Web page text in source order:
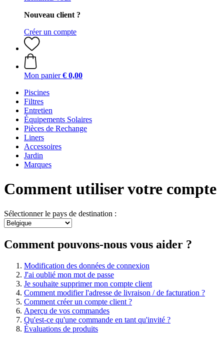
Nouveau client ?
Créer un compte
Mon panier € 0,00
Piscines
Filtres
Entretien
Équipements Solaires
Pièces de Rechange
Liners
Accessoires
Jardin
Marques
Comment utiliser votre compte
Sélectionner le pays de destination :
Comment pouvons-nous vous aider ?
Modification des données de connexion
J'ai oublié mon mot de passe
Je souhaite supprimer mon compte client
Comment modifier l'adresse de livraison / de facturation ?
Comment créer un compte client ?
Aperçu de vos commandes
Qu'est-ce qu'une commande en tant qu'invité ?
Évaluations de produits